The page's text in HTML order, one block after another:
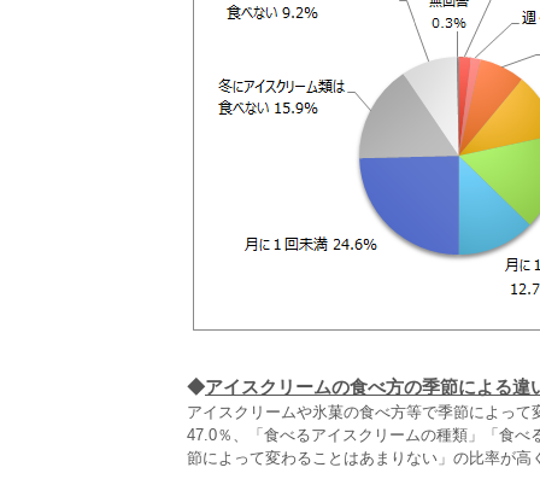
◆アイスクリームの食べ方の季節による違
アイスクリームや氷菓の食べ方等で季節によっ
47.0％、「食べるアイスクリームの種類」「食
節によって変わることはあまりない」の比率が高